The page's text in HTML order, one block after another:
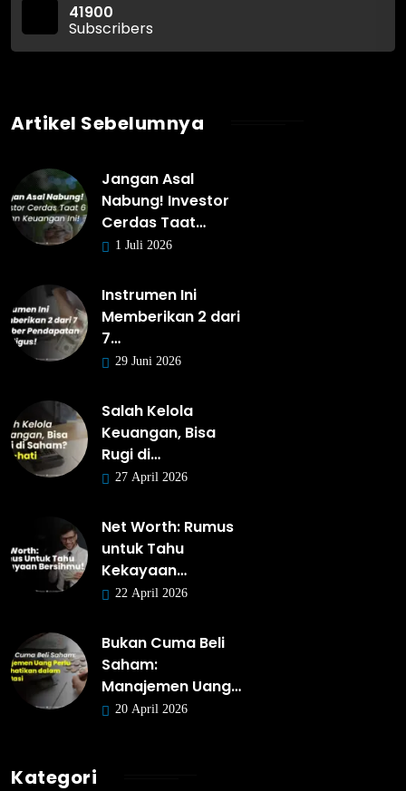
41900
Subscribers
Artikel Sebelumnya
Jangan Asal
Nabung! Investor
Cerdas Taat…
1 Juli 2026
Instrumen Ini
Memberikan 2 dari
7…
29 Juni 2026
Salah Kelola
Keuangan, Bisa
Rugi di…
27 April 2026
Net Worth: Rumus
untuk Tahu
Kekayaan…
22 April 2026
Bukan Cuma Beli
Saham:
Manajemen Uang…
20 April 2026
Kategori